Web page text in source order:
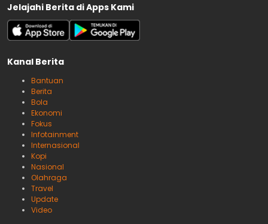
Jelajahi Berita di Apps Kami
Kanal Berita
Bantuan
Berita
Bola
Ekonomi
Fokus
Infotainment
Internasional
Kopi
Nasional
Olahraga
Travel
Update
Video